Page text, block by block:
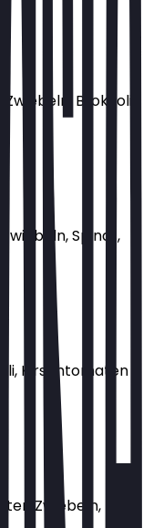
Brokkoli,
Spinat,
Kirschtomaten
Zwiebeln,